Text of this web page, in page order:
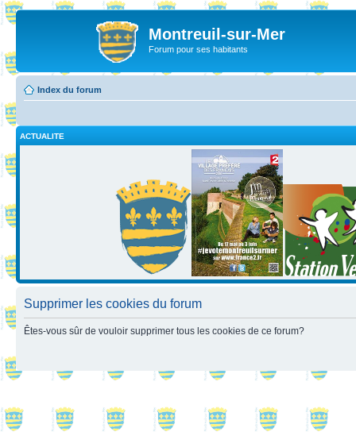
Montreuil-sur-Mer
Forum pour ses habitants
Index du forum
ACTUALITE
Supprimer les cookies du forum
Êtes-vous sûr de vouloir supprimer tous les cookies de ce forum?